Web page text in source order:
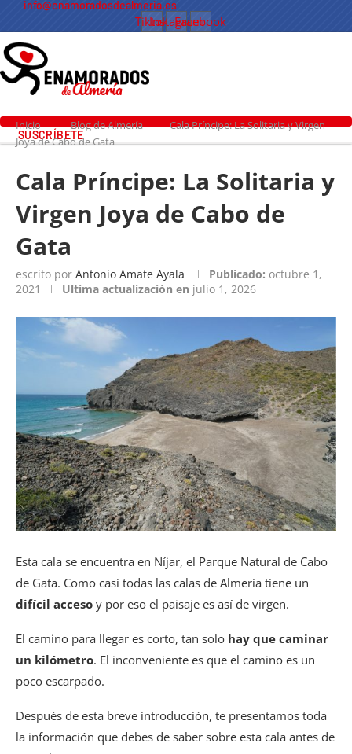
info@enamoradosdealmeria.es
Tiktok
Instagram
Facebook
SUSCRÍBETE
Inicio Blog de Almería
Cala Príncipe: La Solitaria y Virgen
Joya de Cabo de Gata
Cala Príncipe: La Solitaria y
Virgen Joya de Cabo de
Gata
escrito por Antonio Amate Ayala Publicado: octubre 1,
2021
Ultima actualización en julio 1, 2026
Esta cala se encuentra en Níjar, el Parque Natural de Cabo
de Gata. Como casi todas las calas de Almería tiene un
difícil acceso y por eso el paisaje es así de virgen.
El camino para llegar es corto, tan solo hay que caminar
un kilómetro. El inconveniente es que el camino es un
poco escarpado.
Después de esta breve introducción, te presentamos toda
la información que debes de saber sobre esta cala antes de